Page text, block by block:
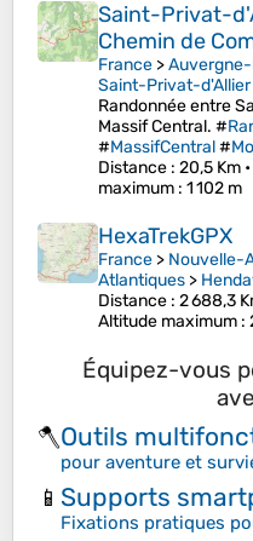
Saint-Privat-
Chemin de
France >
Saint-Privat-d'Allier
Randonnée entre
Massif Central. #
#MassifCentral#
Distance : 20,5 Km •
maximum : 1 102 m
HexaTrekGPX
France > Nouvelle-
Atlantiques >
Distance : 2 688,3
Altitude maximum :
Équipez-vous
🪓Outils
pour aventure et
📱 Supports
Fixations pratiques